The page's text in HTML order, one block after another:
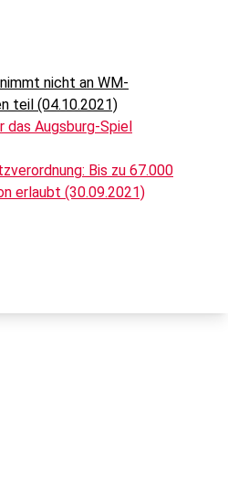
nicht an WM-
teil (04.10.2021)
Augsburg-Spiel
Bis zu 67.000
erlaubt (30.09.2021)